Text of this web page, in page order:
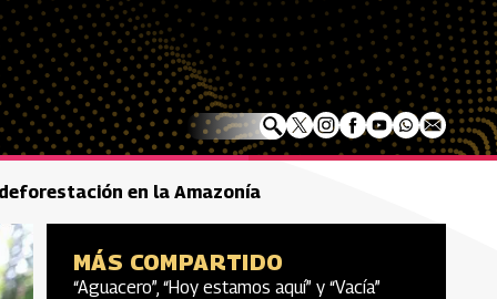
en la Amazonía
MÁS COMPARTIDO
“Aguacero”, “Hoy estamos aquí” y “Vacía”